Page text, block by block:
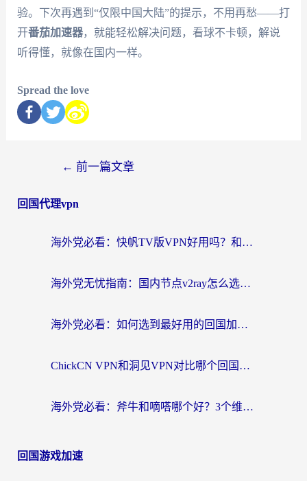
验。下次再遇到“仅限中国大陆”的提示，不用再愁——打
开番茄加速器，就能轻松解决问题，看球不卡顿，解说
听得懂，就像在国内一样。
Spread the love
← 前一篇文章
回国代理vpn
海外党必看：快帆TV版VPN好用吗？和快游VPN对比哪个回国效果更好？附实用避坑指南
海外党无忧指南：国内节点v2ray怎么选？一键回国VPN+多场景实测帮你避坑
海外党必看：如何选到最好用的回国加速器？从节点到售后的全维度指南
ChickCN VPN和洞见VPN对比哪个回国效果更好？海外党亲测3款加速器+避坑指南
海外党必看：斧牛和嘀嗒哪个好？3个维度教你选对回国加速器
回国游戏加速